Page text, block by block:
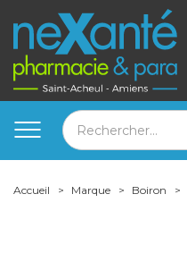
Accueil Marque Boiron